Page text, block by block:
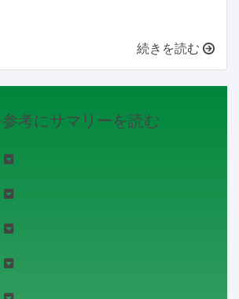
続きを読む
考にサマリーを読む